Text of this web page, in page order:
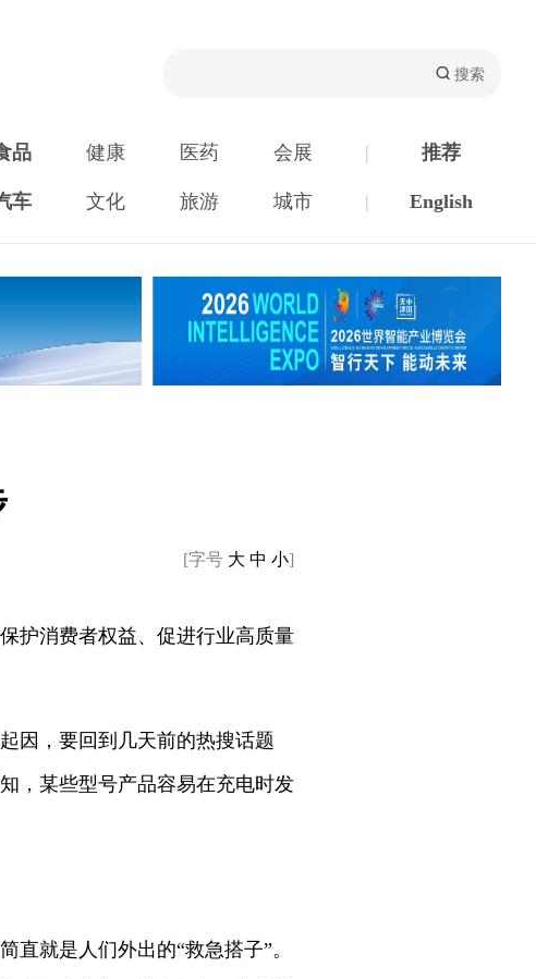
品 健康 医药 会展 | 推荐
车 文化 旅游 城市 | English
[字号 大 中 小]
护消费者权益、促进行业高质量
因，要回到几天前的热搜话题
，某些型号产品容易在充电时发
就是人们外出的“救急搭子”。